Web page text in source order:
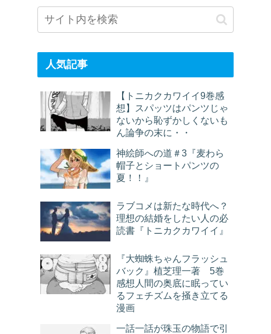
人気記事
【トニカクカワイイ9巻感
想】スパッツはパンツじゃ
ないから恥ずかしくないも
ん論争の末に・・
神絵師への道＃3『麦わら
帽子とショートパンツの
夏！！』
ラブコメは新たな時代へ？
理想の結婚をしたい人の必
読書『トニカクカワイイ』
『大蜘蛛ちゃんフラッシュ
バック』植芝理一著 5巻
感想人間の奥底に眠ってい
るフェチズムを掻き立てる
漫画
一話一話が珠玉の物語で引